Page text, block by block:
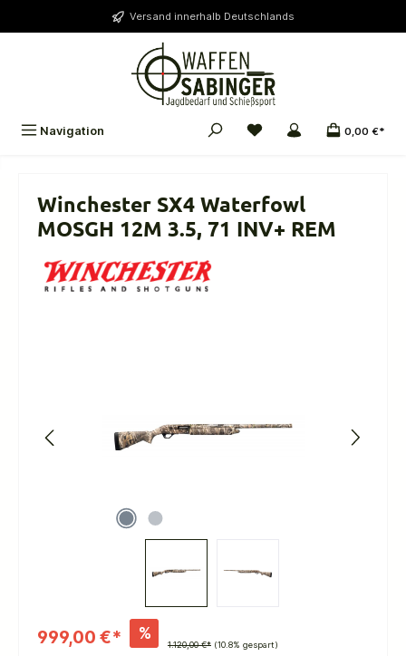
Versand innerhalb Deutschlands
Navigation 0,00 €*
Winchester SX4 Waterfowl
MOSGH 12M 3.5, 71 INV+ REM
999,00 €* %
1.120,00 €* (10.8% gespart)